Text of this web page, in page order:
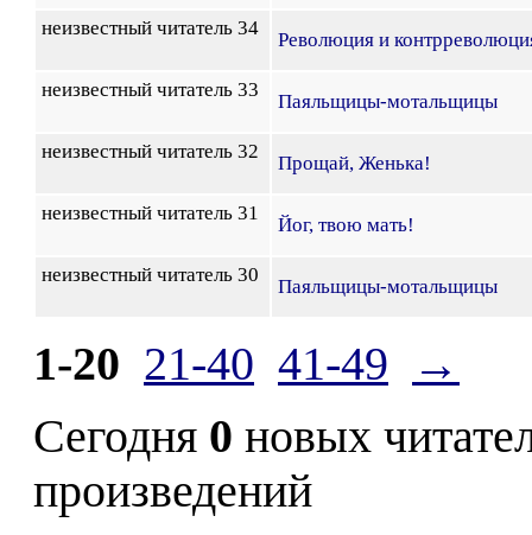
неизвестный читатель 34
Революция и
неизвестный читатель 33
Паяльщицы-мотальщицы
неизвестный читатель 32
Прощай, Женька!
неизвестный читатель 31
Йог, твою мать!
неизвестный читатель 30
Паяльщицы-мотальщицы
1-20 21-40 41-49
→
Сегодня 0 новых
произведений